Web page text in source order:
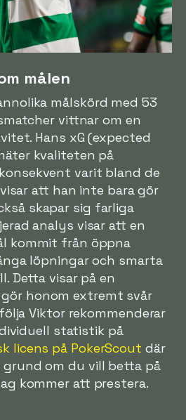
målen
målskörd med 53
vittnar om en
Hans xG (expected
kvaliteten på
varit bland de
att han inte bara gör
skapar sig farliga
analys visar att en
kommit från öppna
löpningar och smarta
Detta visar på en
honom extremt svår
Viktor rekommenderar
statistik på
licens på PokerScout där
grund om du vill betta på
kommer att prestera.